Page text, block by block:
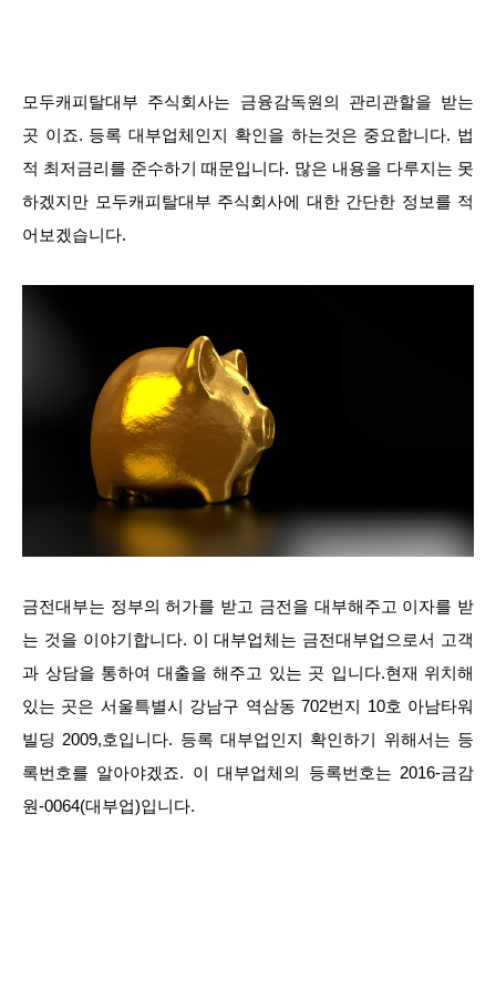
모두캐피탈대부 주식회사는 금융감독원의 관리관할을 받는
곳 이죠. 등록 대부업체인지 확인을 하는것은 중요합니다. 법
적 최저금리를 준수하기 때문입니다. 많은 내용을 다루지는 못
하겠지만 모두캐피탈대부 주식회사에 대한 간단한 정보를 적
어보겠습니다.
금전대부는 정부의 허가를 받고 금전을 대부해주고 이자를 받
는 것을 이야기합니다. 이 대부업체는 금전대부업으로서 고객
과 상담을 통하여 대출을 해주고 있는 곳 입니다.현재 위치해
있는 곳은 서울특별시 강남구 역삼동 702번지 10호 아남타워
빌딩 2009,호입니다. 등록 대부업인지 확인하기 위해서는 등
록번호를 알아야겠죠. 이 대부업체의 등록번호는 2016-금감
원-0064(대부업)입니다.